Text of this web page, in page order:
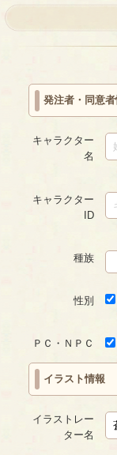
発注者・同意者
キャラクター
名
キャラクター
ID
種族
性別
ＰＣ・ＮＰＣ
イラスト情報
イラストレー
ター名